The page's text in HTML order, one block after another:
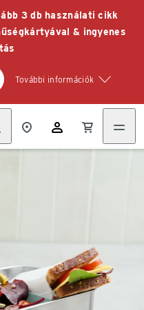
3 db használati cikk
& ingyenes
További információk